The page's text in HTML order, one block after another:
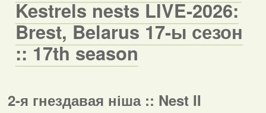
Kestrels nests LIVE-2026:
Brest, Belarus 17-ы сезон
:: 17th season
2-я гнездавая ніша :: Nest II